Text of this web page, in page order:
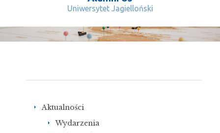
Uniwersytet Jagielloński
Mapa witryny - Alumni UJ
Aktualności
Wydarzenia